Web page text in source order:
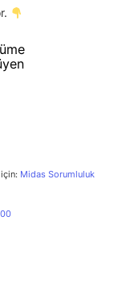
Midas Sorumluluk